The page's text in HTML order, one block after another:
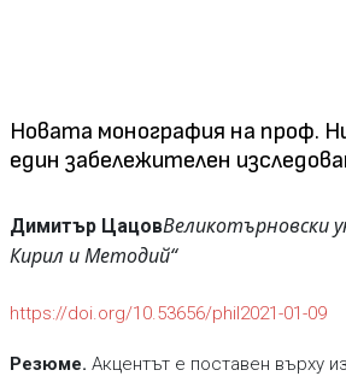
Новата монография на проф.
един забележителен
Димитър ЦацовВеликотърновски
Кирил и Методий“
https://doi.org/10.53656/phil2021-01-09
Резюме. Акцентът е поставен върху